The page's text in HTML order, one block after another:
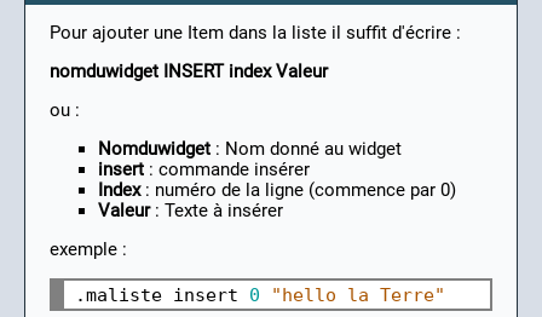
Pour ajouter une Item dans la liste il suffit d'écrire :
nomduwidget INSERT index Valeur
ou :
Nomduwidget : Nom donné au widget
insert : commande insérer
Index: numéro de la ligne (commence par 0)
Valeur: Texte à insérer
exemple :
.maliste insert 0 "hello la Terre"